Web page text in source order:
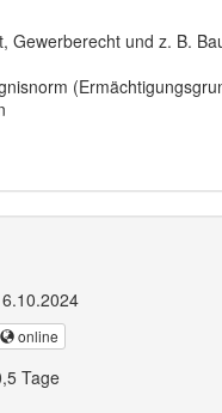
Gewerberecht und z. B.
online
Tage